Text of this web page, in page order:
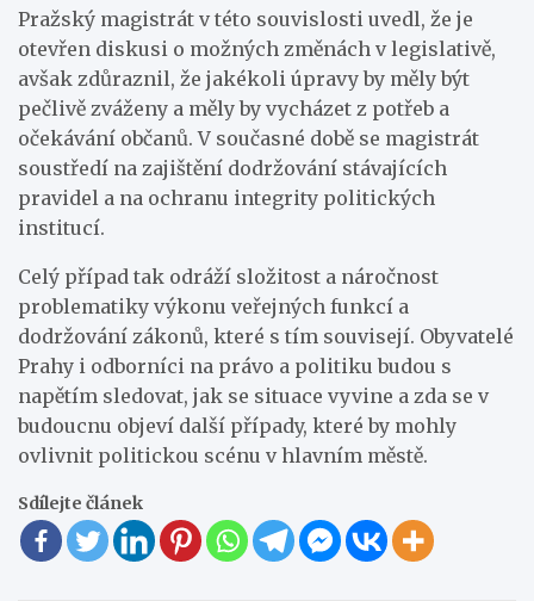
Pražský magistrát v této souvislosti uvedl, že je
otevřen diskusi o možných změnách v legislativě,
avšak zdůraznil, že jakékoli úpravy by měly být
pečlivě zváženy a měly by vycházet z potřeb a
očekávání občanů. V současné době se magistrát
soustředí na zajištění dodržování stávajících
pravidel a na ochranu integrity politických
institucí.
Celý případ tak odráží složitost a náročnost
problematiky výkonu veřejných funkcí a
dodržování zákonů, které s tím souvisejí. Obyvatelé
Prahy i odborníci na právo a politiku budou s
napětím sledovat, jak se situace vyvine a zda se v
budoucnu objeví další případy, které by mohly
ovlivnit politickou scénu v hlavním městě.
Sdílejte článek